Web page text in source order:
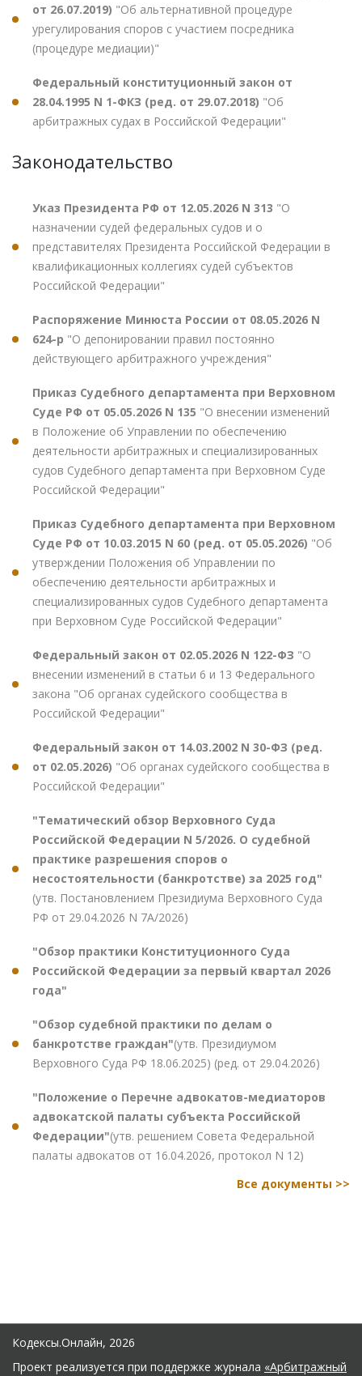
от 26.07.2019) "Об альтернативной процедуре
урегулирования споров с участием посредника
(процедуре медиации)"
Федеральный конституционный закон от
28.04.1995 N 1-ФКЗ (ред. от 29.07.2018) "Об
арбитражных судах в Российской Федерации"
Законодательство
Указ Президента РФ от 12.05.2026 N 313 "О
назначении судей федеральных судов и о
представителях Президента Российской Федерации в
квалификационных коллегиях судей субъектов
Российской Федерации"
Распоряжение Минюста России от 08.05.2026 N
624-р "О депонировании правил постоянно
действующего арбитражного учреждения"
Приказ Судебного департамента при Верховном
Суде РФ от 05.05.2026 N 135 "О внесении изменений
в Положение об Управлении по обеспечению
деятельности арбитражных и специализированных
судов Судебного департамента при Верховном Суде
Российской Федерации"
Приказ Судебного департамента при Верховном
Суде РФ от 10.03.2015 N 60 (ред. от 05.05.2026) "Об
утверждении Положения об Управлении по
обеспечению деятельности арбитражных и
специализированных судов Судебного департамента
при Верховном Суде Российской Федерации"
Федеральный закон от 02.05.2026 N 122-ФЗ "О
внесении изменений в статьи 6 и 13 Федерального
закона "Об органах судейского сообщества в
Российской Федерации"
Федеральный закон от 14.03.2002 N 30-ФЗ (ред.
от 02.05.2026) "Об органах судейского сообщества в
Российской Федерации"
"Тематический обзор Верховного Суда
Российской Федерации N 5/2026. О судебной
практике разрешения споров о
несостоятельности (банкротстве) за 2025 год"
(утв. Постановлением Президиума Верховного Суда
РФ от 29.04.2026 N 7А/2026)
"Обзор практики Конституционного Суда
Российской Федерации за первый квартал 2026
года"
"Обзор судебной практики по делам о
банкротстве граждан"(утв. Президиумом
Верховного Суда РФ 18.06.2025) (ред. от 29.04.2026)
"Положение о Перечне адвокатов-медиаторов
адвокатской палаты субъекта Российской
Федерации"(утв. решением Совета Федеральной
палаты адвокатов от 16.04.2026, протокол N 12)
Все документы >>
Кодексы.Онлайн, 2026
Проект реализуется при поддержке журнала «Арбитражный